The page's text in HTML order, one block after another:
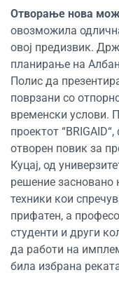
Отворање нова
овозможила
овој предизвик.
планирање на
Полис да
поврзани со
временски услови.
проектот
отворен повик за
Куцај, од
решение засновано
техники кои
прифатен, а
студенти и други
да работи на
била избрана